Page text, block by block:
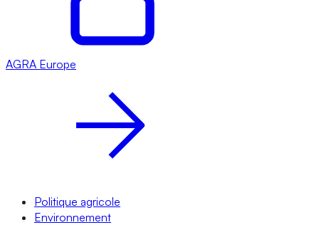
AGRA Europe
Politique agricole
Environnement